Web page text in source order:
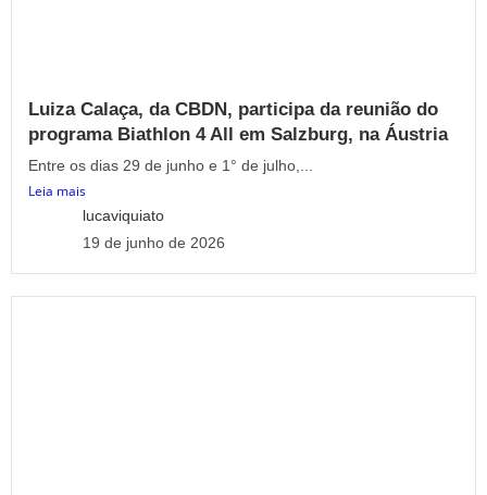
Luiza Calaça, da CBDN, participa da reunião do
programa Biathlon 4 All em Salzburg, na Áustria
Entre os dias 29 de junho e 1° de julho,...
Leia mais
lucaviquiato
19 de junho de 2026